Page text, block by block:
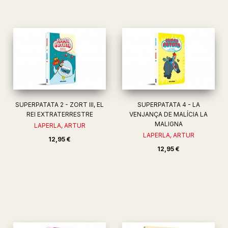
SUPERPATATA 2 - ZORT III, EL
REI EXTRATERRESTRE
LAPERLA, ARTUR
12,95 €
SUPERPATATA 4 - LA
VENJANÇA DE MALÍCIA LA
MALIGNA
LAPERLA, ARTUR
12,95 €